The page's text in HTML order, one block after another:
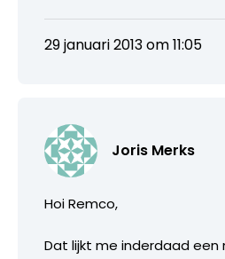
29 januari 2013 om 11:05
Joris Merks
Hoi Remco,
Dat lijkt me inderdaad